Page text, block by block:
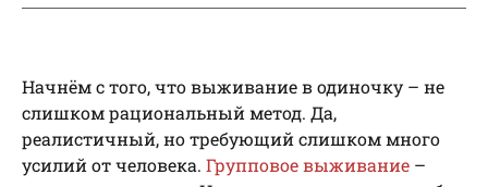
Начнём с того, что выживание в одиночку – не
слишком рациональный метод. Да,
реалистичный, но требующий слишком много
усилий от человека. Групповое выживание –